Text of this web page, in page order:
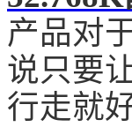
产品对
说只要
行走就